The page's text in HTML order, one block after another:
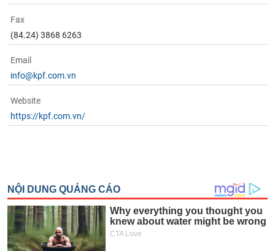
Fax
(84.24) 3868 6263
Email
info@kpf.com.vn
Website
https://kpf.com.vn/